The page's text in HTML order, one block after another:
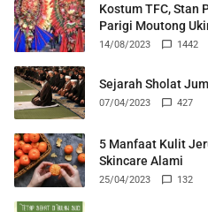
Kostum TFC, Stan
Parigi Moutong
14/08/2023 1442
Sejarah Sholat
07/04/2023 427
5 Manfaat Kulit
Skincare Alami
25/04/2023 132